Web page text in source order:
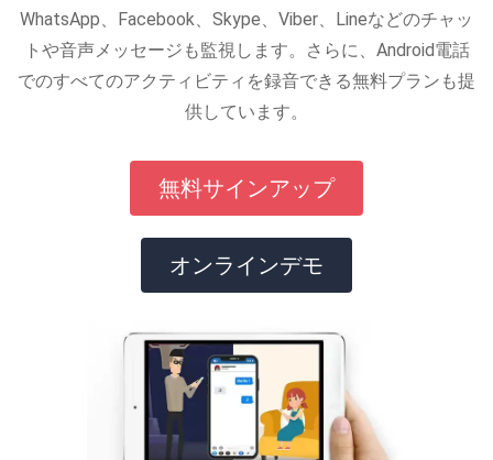
WhatsApp、Facebook、Skype、Viber、Lineなどのチャッ
トや音声メッセージも監視します。さらに、Android電話
でのすべてのアクティビティを録音できる無料プランも提
供しています。
無料サインアップ
オンラインデモ